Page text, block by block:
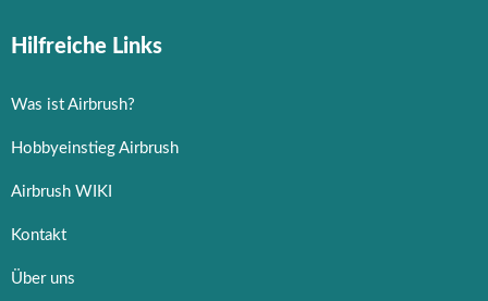
Arbeitsplatz & Zubehör
Hilfreiche Links
Was ist Airbrush?
Hobbyeinstieg Airbrush
Airbrush WIKI
Kontakt
Über uns